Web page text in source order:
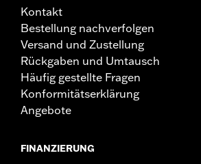
Kontakt
Bestellung nachverfolgen
Versand und Zustellung
Rückgaben und Umtausch
Häufig gestellte Fragen
Konformitätserklärung
Angebote
FINANZIERUNG